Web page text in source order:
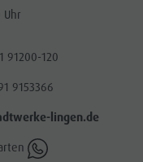
Uhr
91200-120
9153366
lingen.de